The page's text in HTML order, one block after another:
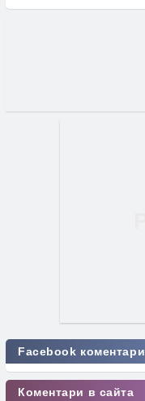
Facebook коментари
Коментари в сайта